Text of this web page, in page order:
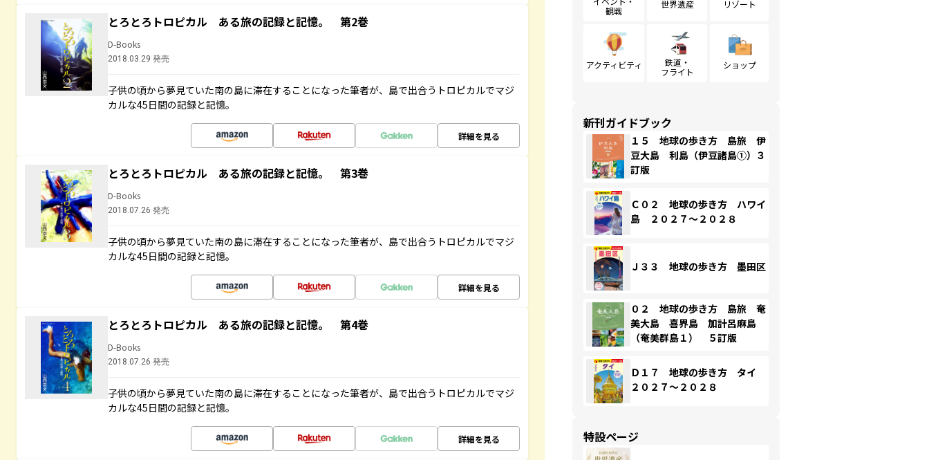
とろとろトロピカル ある旅の記録と記憶。 第2巻
D-Books
2018.03.29 発売
子供の頃から夢見ていた南の島に滞在することになった筆者が、島で出合うトロピカルでマジ
カルな45日間の記録と記憶。
詳細を見る
とろとろトロピカル ある旅の記録と記憶。 第3巻
D-Books
2018.07.26 発売
子供の頃から夢見ていた南の島に滞在することになった筆者が、島で出合うトロピカルでマジ
カルな45日間の記録と記憶。
詳細を見る
とろとろトロピカル ある旅の記録と記憶。 第4巻
D-Books
2018.07.26 発売
子供の頃から夢見ていた南の島に滞在することになった筆者が、島で出合うトロピカルでマジ
カルな45日間の記録と記憶。
詳細を見る
観戦
世界遺産 リゾート
アクティビティ
鉄道・
フライト
ショップ
新刊ガイドブック
１５ 地球の歩き方 島旅 伊
豆大島 利島（伊豆諸島①）３
訂版
Ｃ０２ 地球の歩き方 ハワイ
島 ２０２７～２０２８
Ｊ３３ 地球の歩き方 墨田区
０２ 地球の歩き方 島旅 奄
美大島 喜界島 加計呂麻島
（奄美群島１） ５訂版
Ｄ１７ 地球の歩き方 タイ
２０２７～２０２８
特設ページ